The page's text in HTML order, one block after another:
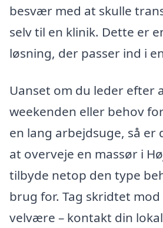
besvær med at skulle
selv til en klinik. Dette er
løsning, der passer ind i
Uanset om du leder efter
weekenden eller behov
en lang arbejdsuge, så er
at overveje en massør i
tilbyde netop den type
brug for. Tag skridtet
velvære – kontakt din